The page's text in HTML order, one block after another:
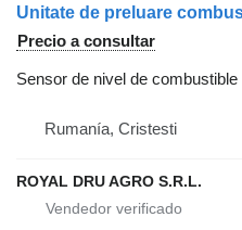
Precio a consultar
Sensor de nivel de combustible
Rumanía, Cristesti
ROYAL DRU AGRO S.R.L.